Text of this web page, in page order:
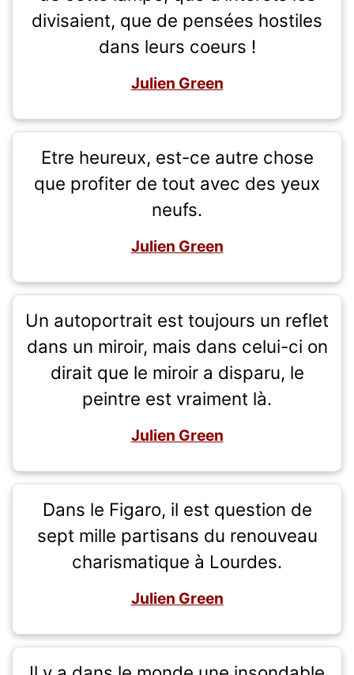
divisaient, que de pensées hostiles
dans leurs coeurs !
Julien Green
Etre heureux, est-ce autre chose
que profiter de tout avec des yeux
neufs.
Julien Green
Un autoportrait est toujours un reflet
dans un miroir, mais dans celui-ci on
dirait que le miroir a disparu, le
peintre est vraiment là.
Julien Green
Dans le Figaro, il est question de
sept mille partisans du renouveau
charismatique à Lourdes.
Julien Green